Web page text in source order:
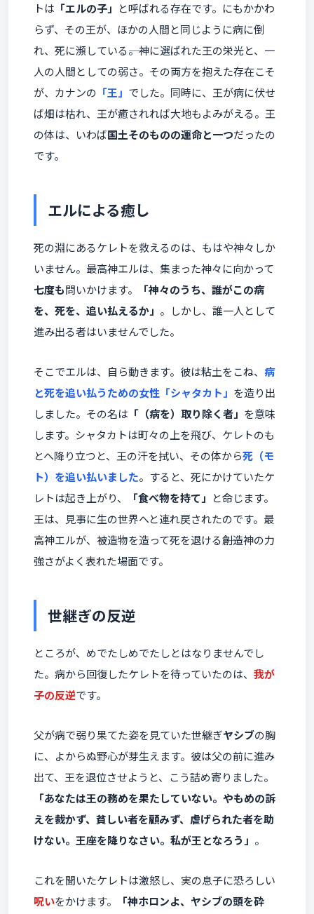
トは 「エルの子」 と呼ばれる存在です。にもかかわ
らず、その王が、ほかの人間と同じように病に倒
れ、死に瀕している――。神に選ばれた王の栄光と、一
人の人間としての弱さ。その両方を抱えた存在こそ
が、カナンの 「王」 でした。同時に、王が病に伏せ
ば畑は枯れ、王が癒されれば大地もよみがえる。王
の体は、いわば国土そのものの運命と一つだったの
です。
エルによる癒し
死の淵にあるケレトを救えるのは、もはや神々しか
いません。最高神エルは、集まった神々に向かって
七度も問いかけます。
「神々のうち、誰がこの病
を、死を、追い払えるか」 。しかし、誰一人として
進み出る者はいませんでした。
そこでエルは、自ら動きます。彼は粘土をこね、 病
と死を追い払うための女性「シャタカト」 を造り出
しました。その名は 「（病を）取り除く者」 を意味
します。シャタカトは町々の上を飛び、ケレトのも
とへ降り立つと、王の汗を拭い、その体から死（モ
ト）を追い払いました。すると、死にかけていたケ
レトは起き上がり、
「食べ物を持て」 と命じます。
王は、見事に生の世界へと連れ戻されたのです。最
高神エルが、被造物を造って死を退ける――創造神の力
強さがよく表れた場面です。
世継ぎの反逆
ところが、めでたしめでたしとはなりませんでし
た。病から回復したケレトを待っていたのは、 我が
子の反逆です。
父が病で弱り果てた姿を見ていた世継ぎヤシブの胸
に、よからぬ野心が芽生えます。彼は父の前に進み
出て、王を退位させようと、こう詰め寄りました。
「あなたは王の務めを果たしていない。やもめの訴
えを裁かず、貧しい者を顧みず、虐げられた者を助
けない。王座を降りなさい。私が王となろう」 。
これを聞いたケレトは激怒し、実の息子に恐ろしい
呪いをかけます。
「神ホロンよ、ヤシブの頭を砕